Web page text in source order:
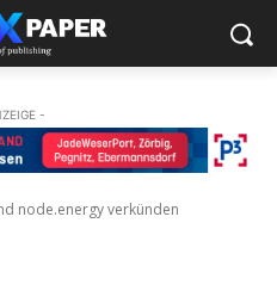
-
node.energy verkünden